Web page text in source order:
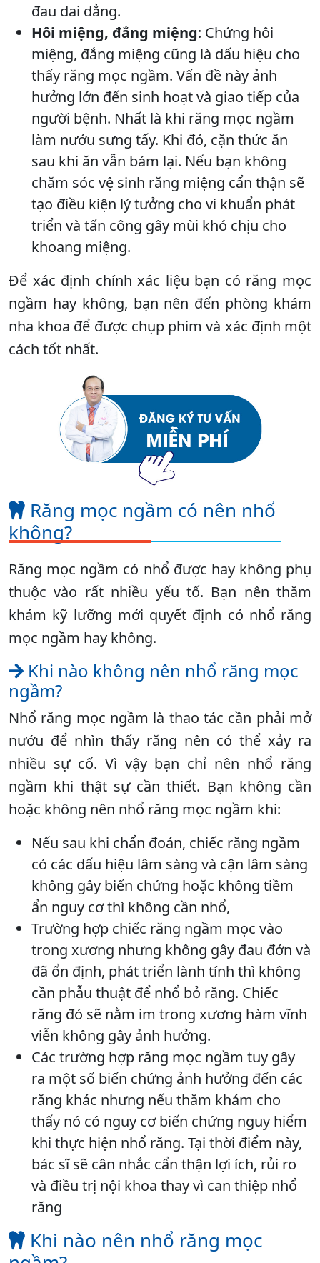
đau dai dẳng.
Hôi miệng, đắng miệng: Chứng hôi
miệng, đắng miệng cũng là dấu hiệu cho
thấy răng mọc ngầm. Vấn đề này ảnh
hưởng lớn đến sinh hoạt và giao tiếp của
người bệnh. Nhất là khi răng mọc ngầm
làm nướu sưng tấy. Khi đó, cặn thức ăn
sau khi ăn vẫn bám lại. Nếu bạn không
chăm sóc vệ sinh răng miệng cẩn thận sẽ
tạo điều kiện lý tưởng cho vi khuẩn phát
triển và tấn công gây mùi khó chịu cho
khoang miệng.
Để xác định chính xác liệu bạn có răng mọc
ngầm hay không, bạn nên đến phòng khám
nha khoa để được chụp phim và xác định một
cách tốt nhất.
Răng mọc ngầm có nên nhổ
không?
Răng mọc ngầm có nhổ được hay không phụ
thuộc vào rất nhiều yếu tố. Bạn nên thăm
khám kỹ lưỡng mới quyết định có nhổ răng
mọc ngầm hay không.
Khi nào không nên nhổ răng mọc
ngầm?
Nhổ răng mọc ngầm là thao tác cần phải mở
nướu để nhìn thấy răng nên có thể xảy ra
nhiều sự cố. Vì vậy bạn chỉ nên nhổ răng
ngầm khi thật sự cần thiết. Bạn không cần
hoặc không nên nhổ răng mọc ngầm khi:
Nếu sau khi chẩn đoán, chiếc răng ngầm
có các dấu hiệu lâm sàng và cận lâm sàng
không gây biến chứng hoặc không tiềm
ẩn nguy cơ thì không cần nhổ,
Trường hợp chiếc răng ngầm mọc vào
trong xương nhưng không gây đau đớn và
đã ổn định, phát triển lành tính thì không
cần phẫu thuật để nhổ bỏ răng. Chiếc
răng đó sẽ nằm im trong xương hàm vĩnh
viễn không gây ảnh hưởng.
Các trường hợp răng mọc ngầm tuy gây
ra một số biến chứng ảnh hưởng đến các
răng khác nhưng nếu thăm khám cho
thấy nó có nguy cơ biến chứng nguy hiểm
khi thực hiện nhổ răng. Tại thời điểm này,
bác sĩ sẽ cân nhắc cẩn thận lợi ích, rủi ro
và điều trị nội khoa thay vì can thiệp nhổ
răng
Khi nào nên nhổ răng mọc